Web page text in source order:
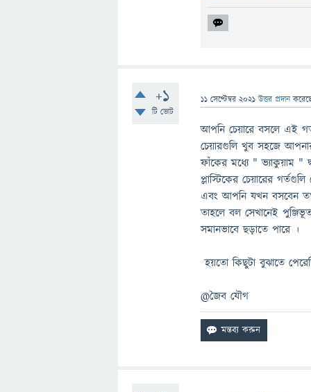
+1
টি ভোট
11 সেপ্টেম্বর 2021 উত্তর প্রদান
আপনি চেয়ারে বসলে এই
চেয়ারগুলি খুব সহজে
ফাঁকের মধ্যে " ভ্যাকুয়াম "
প্লাস্টিকের চেয়ারের
এবং আপনি যখন বসবেন
তাহলে বল সেখানেই
সমানভাবে ছড়াতে পারে ।
হয়তো কিছুটা বুঝাতে
@জৈব যৌগ